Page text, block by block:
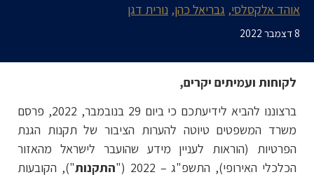
אוהד אלקסלסי גבריאל כהן נורית דגן
8 דצמבר 2022
לקוחות ועמיתים יקרים,
ברצוננו להביא לידיעתכם כי ביום 29 בנובמבר, 2022, פרסם
משרד המשפטים טיוטה להערות הציבור של תקנות הגנת
הפרטיות (הוראות לעניין מידע שהועבר לישראל מהאזור
הכלכלי האירופי), התשפ"ג – 2022 ("
התקנות"), הקובעות